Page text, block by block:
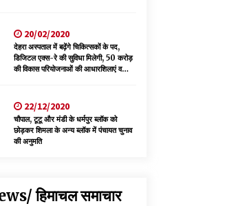
20/02/2020
देहरा अस्पताल में बढ़ेंगे चिकित्सकों के पद,
डिजिटल एक्स-रे की सुविधा मिलेगी, 50 करोड़
की विकास परियोजनाओं की आधारशिलाएं व
22/12/2020
चौपाल, टूटू और मंडी के धर्मपुर ब्लॉक को
छोड़कर शिमला के अन्य ब्लॉक में पंचायत चुनाव
की अनुमति
हिमाचल समाचार